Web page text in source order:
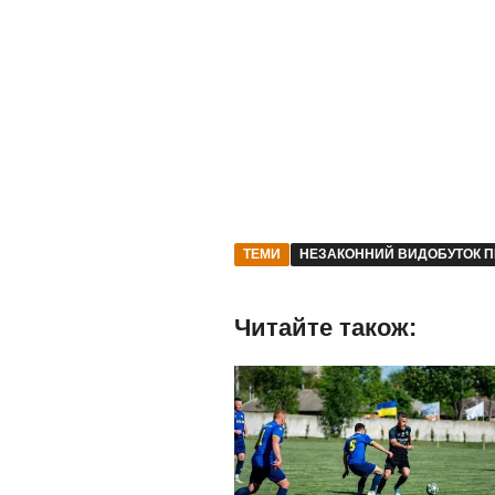
ТЕМИ НЕЗАКОННИЙ ВИДОБУТОК
Читайте також: